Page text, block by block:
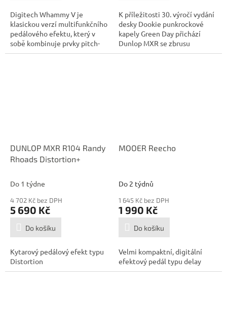
Digitech Whammy V je
klasickou verzí multifunkčního
pedálového efektu, který v
sobě kombinuje prvky pitch-
shifteru,...
K příležitosti 30. výročí vydání
desky Dookie punkrockové
kapely Green Day přichází
Dunlop MXR se zbrusu
novým...
DUNLOP MXR R104 Randy
Rhoads Distortion+
Do 1 týdne
4 702 Kč bez DPH
5 690 Kč
Do košíku
Kytarový pedálový efekt typu
Distortion
MOOER Reecho
Do 2 týdnů
1 645 Kč bez DPH
1 990 Kč
Do košíku
Velmi kompaktní, digitální
efektový pedál typu delay